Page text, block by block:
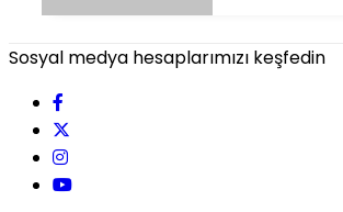
Sosyal medya hesaplarımızı keşfedin